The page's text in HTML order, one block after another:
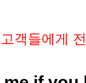
객들에게